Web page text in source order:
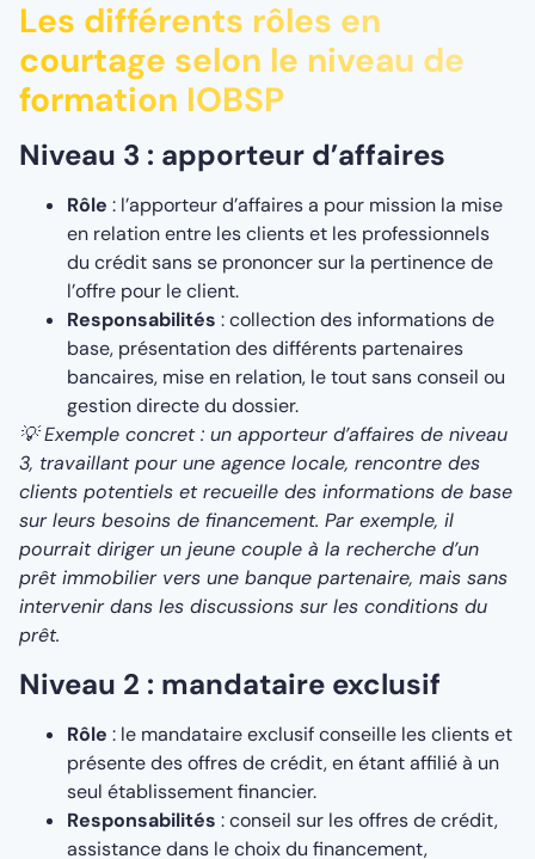
Les différents rôles en
courtage selon le niveau de
formation IOBSP
Niveau 3 : apporteur d’affaires
Rôle : l’apporteur d’affaires a pour mission la mise
en relation entre les clients et les professionnels
du crédit sans se prononcer sur la pertinence de
l’offre pour le client.
Responsabilités : collection des informations de
base, présentation des différents partenaires
bancaires, mise en relation, le tout sans conseil ou
gestion directe du dossier.
💡 Exemple concret : un apporteur d’affaires de niveau
3, travaillant pour une agence locale, rencontre des
clients potentiels et recueille des informations de base
sur leurs besoins de financement. Par exemple, il
pourrait diriger un jeune couple à la recherche d’un
prêt immobilier vers une banque partenaire, mais sans
intervenir dans les discussions sur les conditions du
prêt.
Niveau 2 : mandataire exclusif
Rôle : le mandataire exclusif conseille les clients et
présente des offres de crédit, en étant affilié à un
seul établissement financier.
Responsabilités : conseil sur les offres de crédit,
assistance dans le choix du financement,